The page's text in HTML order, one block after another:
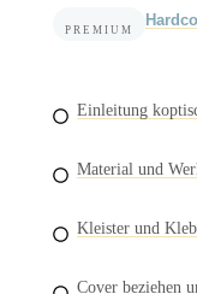
PREMIUM
Einleitung
Material und
Kleister und
Cover beziehen